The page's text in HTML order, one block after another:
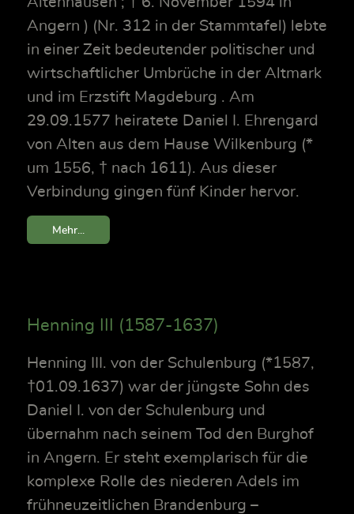
Angern ) (Nr. 312 in der Stammtafel) lebte
in einer Zeit bedeutender politischer und
wirtschaftlicher Umbrüche in der Altmark
und im Erzstift Magdeburg . Am
29.09.1577 heiratete Daniel I. Ehrengard
von Alten aus dem Hause Wilkenburg (*
um 1556, † nach 1611). Aus dieser
Verbindung gingen fünf Kinder hervor.
Mehr...
Henning III (1587-1637)
Henning III. von der Schulenburg (*1587,
†01.09.1637) war der jüngste Sohn des
Daniel I. von der Schulenburg und
übernahm nach seinem Tod den Burghof
in Angern. Er steht exemplarisch für die
komplexe Rolle des niederen Adels im
frühneuzeitlichen Brandenburg –